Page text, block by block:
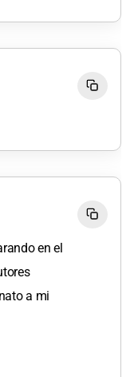
en el
a mi